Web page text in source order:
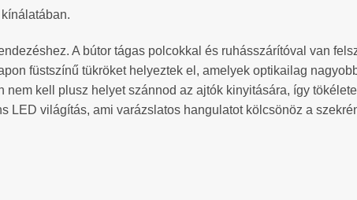
A bútor tágas polcokkal és ruhásszárítóval van
füstszínű tükröket helyeztek el, amelyek optikailag
kell plusz helyet szánnod az ajtók kinyitására, így
LED világítás, ami varázslatos hangulatot kölcsönöz a